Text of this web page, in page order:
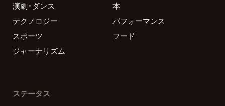
演劇・ダンス
本
テクノロジー
パフォーマンス
スポーツ
フード
ジャーナリズム
ステータス